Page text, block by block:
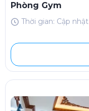
Phòng Gym
Thời gian: Cập nhật